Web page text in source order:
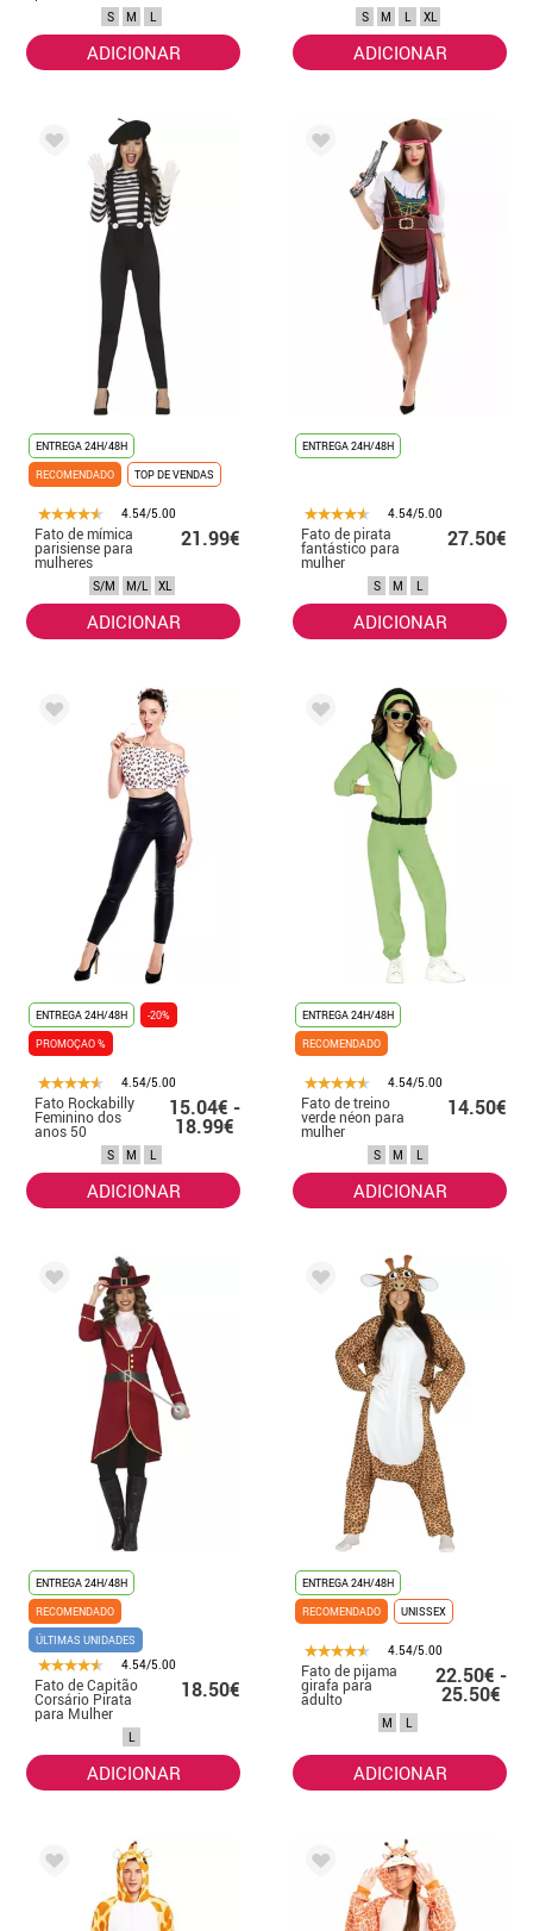
para homem
S M L
ADICIONAR
dos anos 70
S M L XL
ADICIONAR
ENTREGA 24H/48H
RECOMENDADO
TOP DE VENDAS
4.54/5.00
Fato de mímica
parisiense para
mulheres
21.99€
S/M M/L XL
ADICIONAR
ENTREGA 24H/48H
4.54/5.00
Fato de pirata
fantástico para
mulher
27.50€
S M L
ADICIONAR
ENTREGA 24H/48H
-20%
PROMOÇAO %
4.54/5.00
Fato Rockabilly
Feminino dos
anos 50
15.04€ -
18.99€
S M L
ADICIONAR
ENTREGA 24H/48H
RECOMENDADO
4.54/5.00
Fato de treino
verde néon para
mulher
14.50€
S M L
ADICIONAR
ENTREGA 24H/48H
RECOMENDADO
ÚLTIMAS UNIDADES
4.54/5.00
Fato de Capitão
Corsário Pirata
para Mulher
18.50€
L
ADICIONAR
ENTREGA 24H/48H
RECOMENDADO
UNISSEX
4.54/5.00
Fato de pijama
girafa para
adulto
22.50€ -
25.50€
M L
ADICIONAR